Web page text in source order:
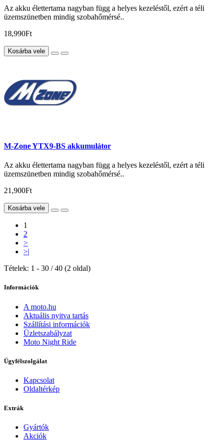
Az akku élettertama nagyban függ a helyes kezeléstől, ezért a téli
üzemszünetben mindig szobahőmérsé..
18,990Ft
Kosárba vele
M-Zone YTX9-BS akkumulátor
Az akku élettertama nagyban függ a helyes kezeléstől, ezért a téli
üzemszünetben mindig szobahőmérsé..
21,900Ft
Kosárba vele
1
2
>
>|
Tételek: 1 - 30 / 40 (2 oldal)
Információk
A moto.hu
Aktuális nyitva tartás
Szállítási információk
Üzletszabályzat
Moto Night Ride
Ügyfélszolgálat
Kapcsolat
Oldaltérkép
Extrák
Gyártók
Akciók